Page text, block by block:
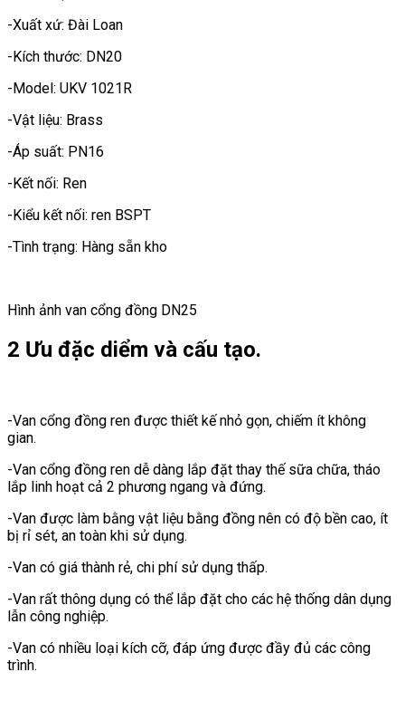
-Xuất xứ: Đài Loan
-Kích thước: DN20
-Model: UKV 1021R
-Vật liệu: Brass
-Áp suất: PN16
-Kết nối: Ren
-Kiểu kết nối: ren BSPT
-Tình trạng: Hàng sẵn kho
Hình ảnh van cổng đồng DN25
2 Ưu đặc diểm và cấu tạo.
-Van cổng đồng ren được thiết kế nhỏ gọn, chiếm ít không
gian.
-Van cổng đồng ren dễ dàng lắp đặt thay thế sữa chữa, tháo
lắp linh hoạt cả 2 phương ngang và đứng.
-Van được làm bằng vật liệu bằng đồng nên có độ bền cao, ít
bị rỉ sét, an toàn khi sử dụng.
-Van có giá thành rẻ, chi phí sử dụng thấp.
-Van rất thông dụng có thể lắp đặt cho các hệ thống dân dụng
lẫn công nghiệp.
-Van có nhiều loại kích cỡ, đáp ứng được đầy đủ các công
trình.